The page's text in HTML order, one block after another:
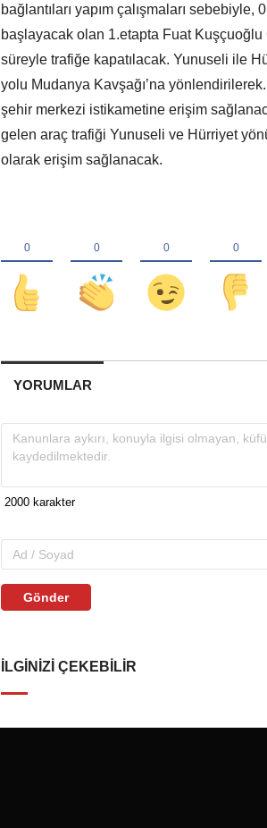
bağlantıları yapım çalışmaları
başlayacak olan 1.etapta Fuat Kuşçuoğlu
süreyle trafiğe kapatılacak. Yunuseli ile
yolu Mudanya Kavşağı’na
şehir merkezi istikametine erişim
gelen araç trafiği Yunuseli ve Hürriyet
olarak erişim sağlanacak.
YORUMLAR
Gönder
İLGINIZI ÇEKEBILIR